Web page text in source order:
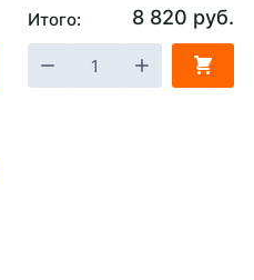
Итого: 8 820 руб.